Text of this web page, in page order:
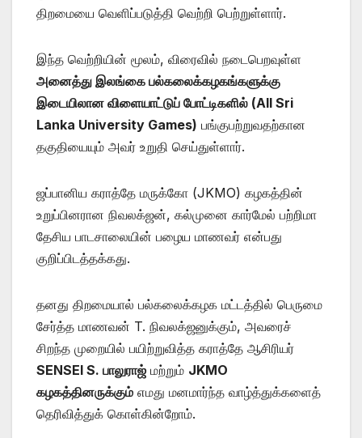
திறமையை வெளிப்படுத்தி வெற்றி பெற்றுள்ளார்.
இந்த வெற்றியின் மூலம், விரைவில் நடைபெறவுள்ள
அனைத்து இலங்கை பல்கலைக்கழகங்களுக்கு
இடையிலான விளையாட்டுப் போட்டிகளில் (All Sri
Lanka University Games) பங்குபற்றுவதற்கான
தகுதியையும் அவர் உறுதி செய்துள்ளார்.
ஜப்பானிய கராத்தே மருக்கோ (JKMO) கழகத்தின்
உறுப்பினரான நிவலக்ஜன், கல்முனை கார்மேல் பற்றிமா
தேசிய பாடசாலையின் பழைய மாணவர் என்பது
குறிப்பிடத்தக்கது.
தனது திறமையால் பல்கலைக்கழக மட்டத்தில் பெருமை
சேர்த்த மாணவன் T. நிவலக்ஜனுக்கும், அவரைச்
சிறந்த முறையில் பயிற்றுவித்த கராத்தே ஆசிரியர்
SENSEI S. பாலுராஜ் மற்றும் JKMO
கழகத்தினருக்கும் எமது மனமார்ந்த வாழ்த்துக்களைத்
தெரிவித்துக் கொள்கின்றோம்.